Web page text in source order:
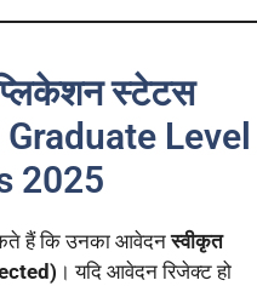
स्टेटस
Level
2025
हैं कि उनका आवेदनस्वीकृत
। यदि आवेदन रिजेक्ट हो